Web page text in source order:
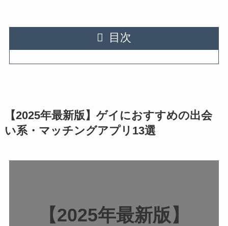
目次
【2025年最新版】ゲイにおすすめの出会
い系・マッチングアプリ13選
【2025年最新版】